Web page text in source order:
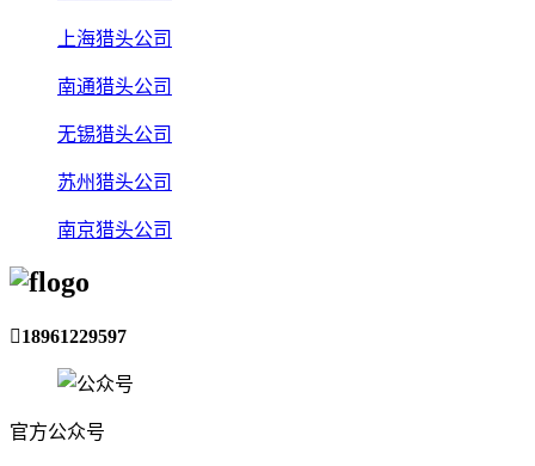
上海猎头公司
南通猎头公司
无锡猎头公司
苏州猎头公司
南京猎头公司
18961229597
官方公众号